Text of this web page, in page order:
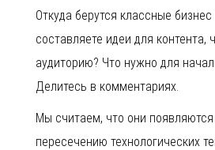
Откуда берутся классные
составляете идеи для контента,
аудиторию? Что нужно для
Делитесь в комментариях.
Мы считаем, что они появляются
пересечению технологических